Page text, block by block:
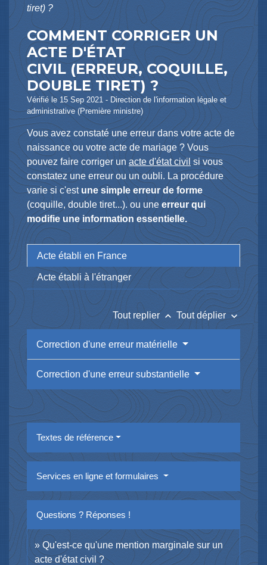
tiret) ?
COMMENT CORRIGER UN
ACTE D'ÉTAT
CIVIL (ERREUR, COQUILLE,
DOUBLE TIRET) ?
Vérifié le 15 Sep 2021 - Direction de l'information légale et
administrative (Première ministre)
Vous avez constaté une erreur dans votre acte de
naissance ou votre acte de mariage ? Vous
pouvez faire corriger un acte d'état civilsi vous
constatez une erreur ou un oubli. La procédure
varie si c'est une simple erreur de forme
(coquille, double tiret...). ou uneerreur qui
modifie une information essentielle.
Acte établi en France
Acte établi à l'étranger
Tout replier keyboard_arrow_up Tout déplierkeyboard_arrow_down
Correction d'une erreur matérielle
Correction d'une erreur substantielle
Textes de référence
Services en ligne et formulaires
Questions ? Réponses !
Qu'est-ce qu'une mention marginale sur un
acte d'état civil ?